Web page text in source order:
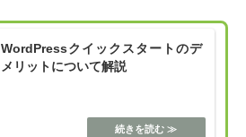
WordPressクイックスタートのデ
メリットについて解説